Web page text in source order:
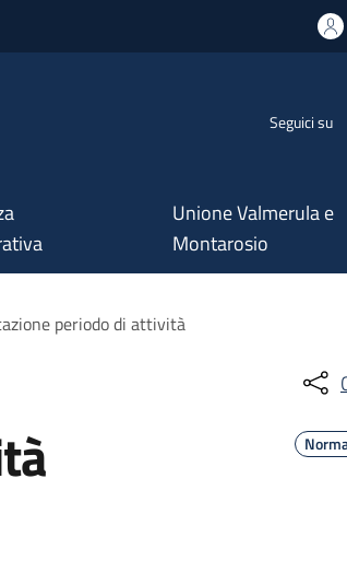
Seguici su
Unione Valmerula e
Montarosio
periodo di attività